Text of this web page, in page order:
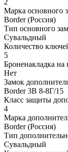
Марка основного
Border (Россия)
Тип основного
Сувальдный
Количество
5
Броненакладка на
Нет
Замок
Border 3В 8-8Г/15
Класс защиты
4
Марка
Border (Россия)
Тип
Сувальдный